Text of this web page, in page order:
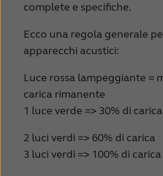
complete e specifiche.
Ecco una regola generale
apparecchi acustici:
Luce rossa lampeggiante =
carica rimanente
1 luce verde => 30% di carica
2 luci verdi => 60% di carica
3 luci verdi => 100% di carica